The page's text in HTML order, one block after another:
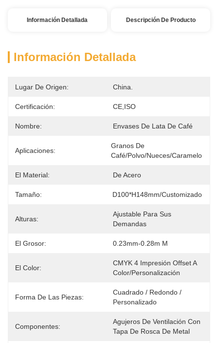
Información Detallada Descripción De Producto
Información Detallada
Lugar De Origen: China.
Certificación: CE,ISO
Nombre: Envases De Lata De Café
Aplicaciones:
Granos De
Café/Polvo/Nueces/Caramelo
El Material: De Acero
Tamaño: D100*H148mm/Customizado
Alturas:
Ajustable Para Sus
Demandas
El Grosor: 0.23mm-0.28m M
El Color:
CMYK 4 Impresión Offset A
Color/personalización
Forma De Las Piezas:
Cuadrado / Redondo /
Personalizado
Componentes:
Agujeros De Ventilación Con
Tapa De Rosca De Metal